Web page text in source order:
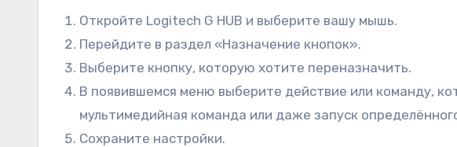
Откройте Logitech G HUB и выберите вашу мышь.
Перейдите в раздел «Назначение кнопок».
Выберите кнопку, которую хотите переназначить.
В появившемся меню выберите действие или команду,
мультимедийная команда или даже запуск
Сохраните настройки.